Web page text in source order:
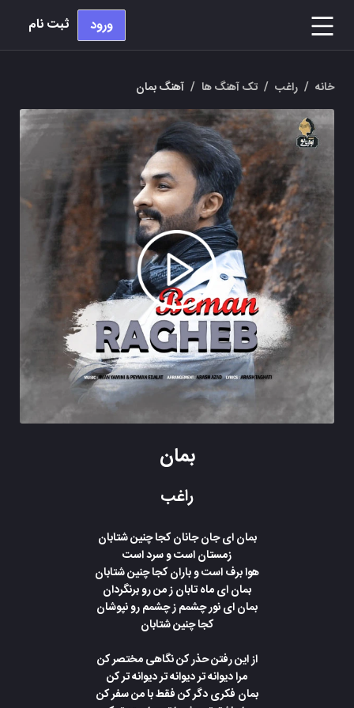
ورود ثبت نام
خانه / راغب / تک آهنگ ها / آهنگ بمان
بمان
راغب
بمان ای جان جانان کجا چنین شتابان
زمستان است و سرد است
هوا برف است و باران کجا چنین شتابان
بمان ای ماه تابان ز من رو برنگردان
بمان ای نور چشمم ز چشمم رو نپوشان
کجا چنین شتابان
از این رفتن حذر کن نگاهی مختصر کن
مرا دیوانه تر دیوانه تر دیوانه تر کن
بمان فکری دگر کن فقط با من سفر کن